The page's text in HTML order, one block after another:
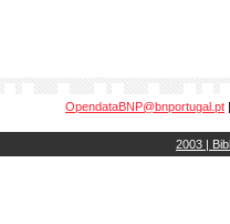
OpendataBNP@bnportugal.pt
2003 |